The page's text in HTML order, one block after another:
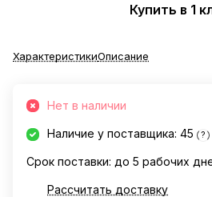
Купить в 1
ХарактеристикиОписание
Нет в наличии
Наличие у поставщика: 45 ?
Срок поставки: до 5 рабочих
Рассчитать доставку